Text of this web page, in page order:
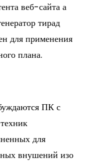
веб-сайта а
тирад
для применения
плана.
ПК с
для
внушений изо